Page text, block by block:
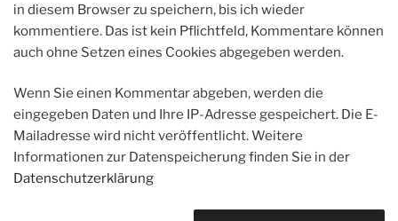
in diesem Browser zu speichern, bis ich wieder
kommentiere. Das ist kein Pflichtfeld, Kommentare können
auch ohne Setzen eines Cookies abgegeben werden.
Wenn Sie einen Kommentar abgeben, werden die
eingegeben Daten und Ihre IP-Adresse gespeichert. Die E-
Mailadresse wird nicht veröffentlicht. Weitere
Informationen zur Datenspeicherung finden Sie in der
Datenschutzerklärung